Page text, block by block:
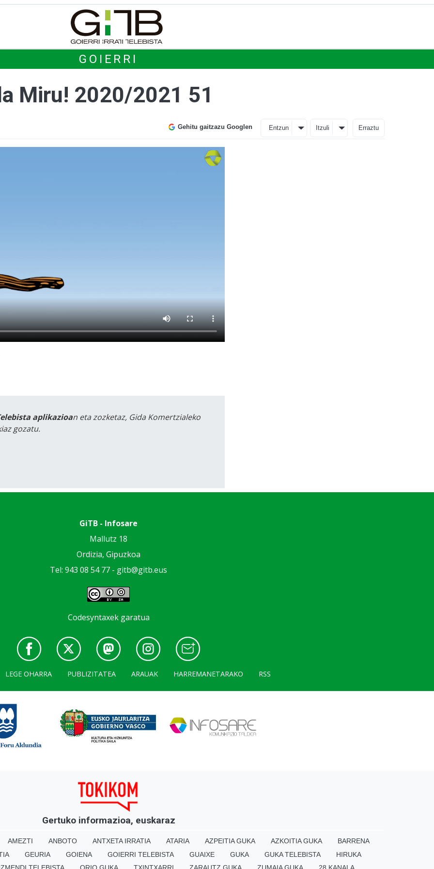
GOIERRI
Miru! 2020/2021 51
Gehitu gaitzazu Googlen Entzun Itzuli Erraztu
aplikazioan eta zozketaz, Gida Komertzialeko
gozatu.
GiTB - Infosare
Mallutz 18
Ordizia, Gipuzkoa
Tel: 943 08 54 77 - gitb@gitb.eus
Codesyntaxek garatua
LEGE OHARRA PUBLIZITATEA ARAUAK HARREMANETARAKO RSS
Gertuko informazioa, euskaraz
AMEZTI ANBOTO ANTXETA IRRATIA ATARIA AZPEITIA GUKA AZKOITIA GUKA
BARRENA
GEURIA GOIENA GOIERRI TELEBISTA GUAIXE GUKA GUKA TELEBISTA
HIRUKA